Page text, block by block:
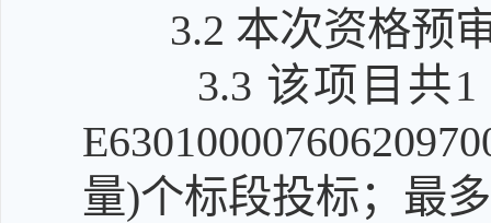
3.2 本次资格预
3.3 该项目共
量)个标段投标；最